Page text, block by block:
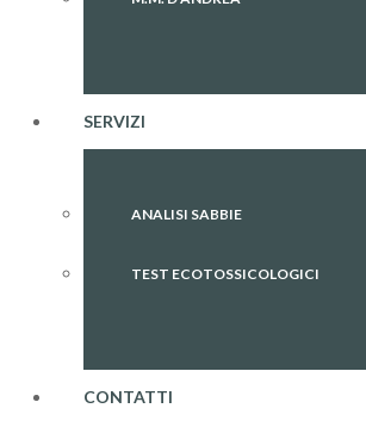
SERVIZI
ANALISI SABBIE
TEST ECOTOSSICOLOGICI
CONTATTI